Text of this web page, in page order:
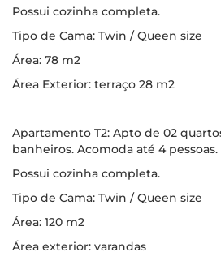
Possui cozinha completa.
Tipo de Cama: Twin / Queen size
Área: 78 m2
Área Exterior: terraço 28 m2
Apartamento T2: Apto de 02
banheiros. Acomoda até 4 pessoas.
Possui cozinha completa.
Tipo de Cama: Twin / Queen size
Área: 120 m2
Área exterior: varandas